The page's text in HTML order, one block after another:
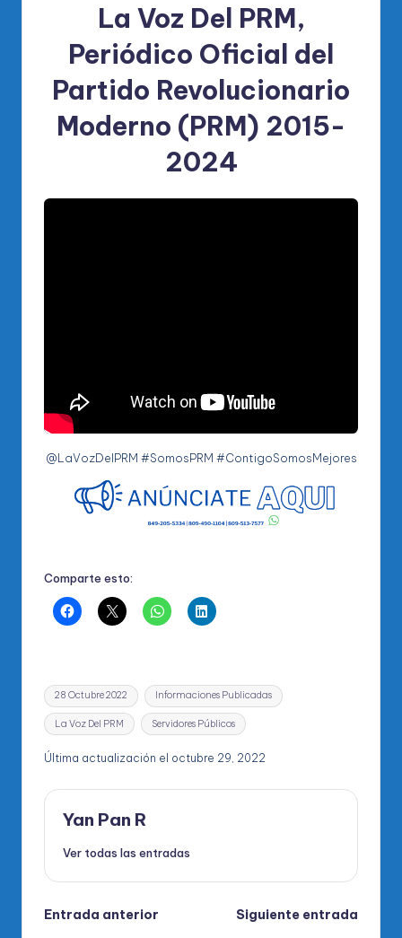
La Voz Del PRM,
Periódico Oficial del
Partido Revolucionario
Moderno (PRM) 2015-
2024
@LaVozDelPRM #SomosPRM #ContigoSomosMejores
Comparte esto:
Etiquetas:
28 Octubre 2022 Informaciones Publicadas
La Voz Del PRM Servidores Públicos
Última actualización el octubre 29, 2022
Yan Pan R
Ver todas las entradas
Navegación
Entrada anterior
Siguiente entrada